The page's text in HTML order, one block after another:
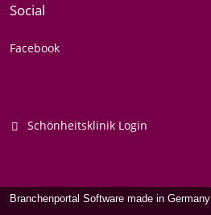
Social
Facebook
Schönheitsklinik Login
Branchenportal Software made in Germany